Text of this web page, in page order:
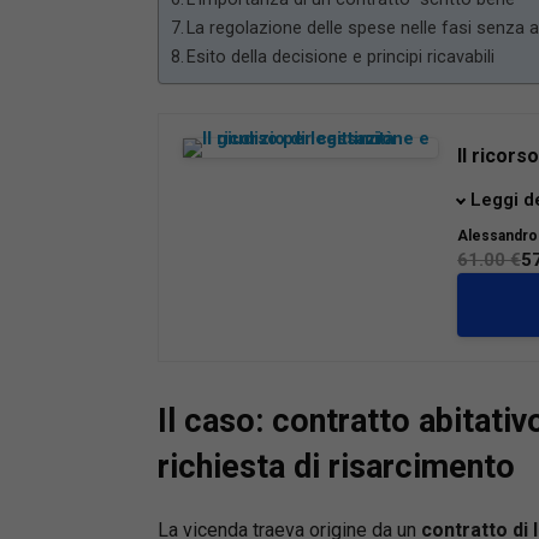
La regolazione delle spese nelle fasi senza
Esito della decisione e principi ricavabili
Il
Prime
correttivo
La guida
La
Questo
Leggi
Alessandro
61.00 €
Il caso: contratto
richiesta di risarcimento
La vicenda traeva origine da un contratto di